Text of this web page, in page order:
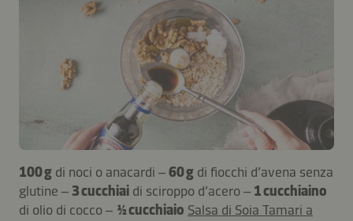
100 g di noci o anacardi –60 g di fiocchi d’avena senza
glutine – 3 cucchiai di sciroppo d’acero – 1 cucchiaino
di olio di cocco – ½ cucchiaio Salsa di Soia Tamari a